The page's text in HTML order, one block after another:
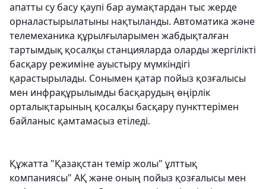
апатты су басу қаупі бар аумақтардан тыс жерде
орналастырылатыны нақтыланды. Автоматика және
телемеханика құрылғыларымен жабдықталған
тартымдық қосалқы станцияларда оларды жергілікті
басқару режиміне ауыстыру мүмкіндігі
қарастырылады. Сонымен қатар пойыз қозғалысы
мен инфрақұрылымды басқарудың өңірлік
орталықтарының қосалқы басқару пункттерімен
байланыс қамтамасыз етіледі.
Құжатта "Қазақстан темір жолы" ұлттық
компаниясы" АҚ және оның пойыз қозғалысы мен